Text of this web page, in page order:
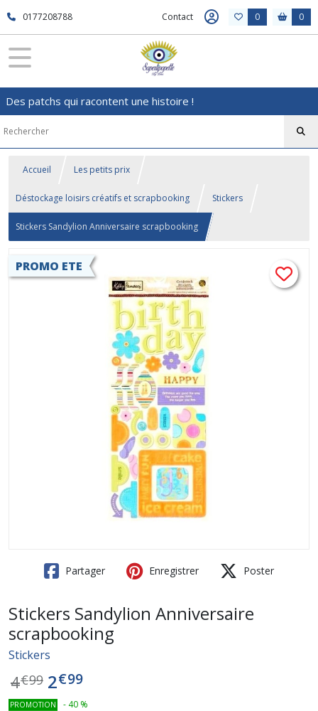
0177208788 Contact 0 0
Des patchs qui racontent une histoire !
Accueil Les petits prix
Déstockage loisirs créatifs et scrapbooking Stickers
Stickers Sandylion Anniversaire scrapbooking
PROMO ETE
Partager Enregistrer Poster
Stickers Sandylion Anniversaire
scrapbooking
Stickers
4€99 2€99
PROMOTION - 40 %